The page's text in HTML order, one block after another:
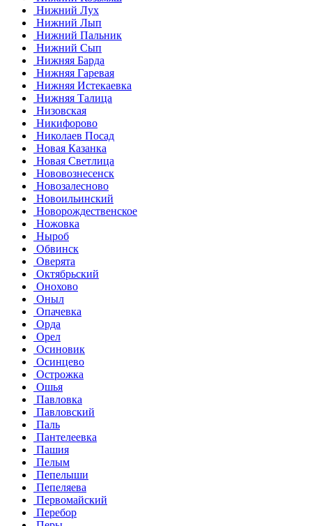
Нижний Лух
Нижний Лып
Нижний Пальник
Нижний Сып
Нижняя Барда
Нижняя Гаревая
Нижняя Истекаевка
Нижняя Талица
Низовская
Никифорово
Николаев Посад
Новая Казанка
Новая Светлица
Нововознесенск
Новозалесново
Новоильинский
Новорождественское
Ножовка
Ныроб
Обвинск
Оверята
Октябрьский
Онохово
Оныл
Опачевка
Орда
Орел
Осиновик
Осинцево
Острожка
Ошья
Павловка
Павловский
Паль
Пантелеевка
Пашия
Пелым
Пепелыши
Пепеляева
Первомайский
Перебор